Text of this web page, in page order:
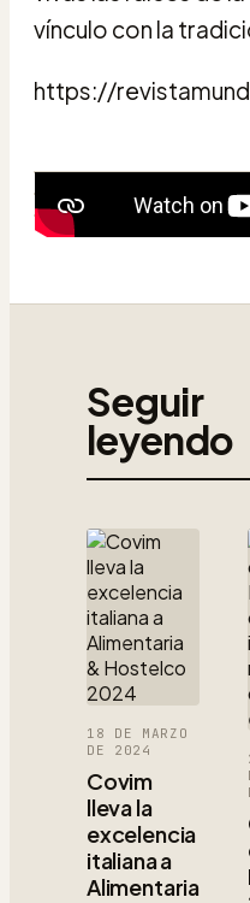
vínculo con la
https://
Seguir
leyendo
18 DE MARZO
DE 2024
Covim
lleva la
excelencia
italiana a
Alimentaria